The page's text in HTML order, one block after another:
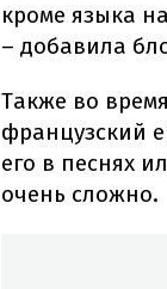
кроме языка
– добавила
Также во
французский
его в песнях
очень сложно.